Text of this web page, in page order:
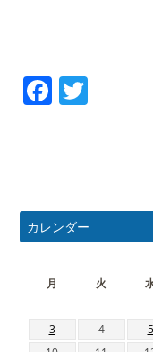
カレンダー
月
火
3
4 5